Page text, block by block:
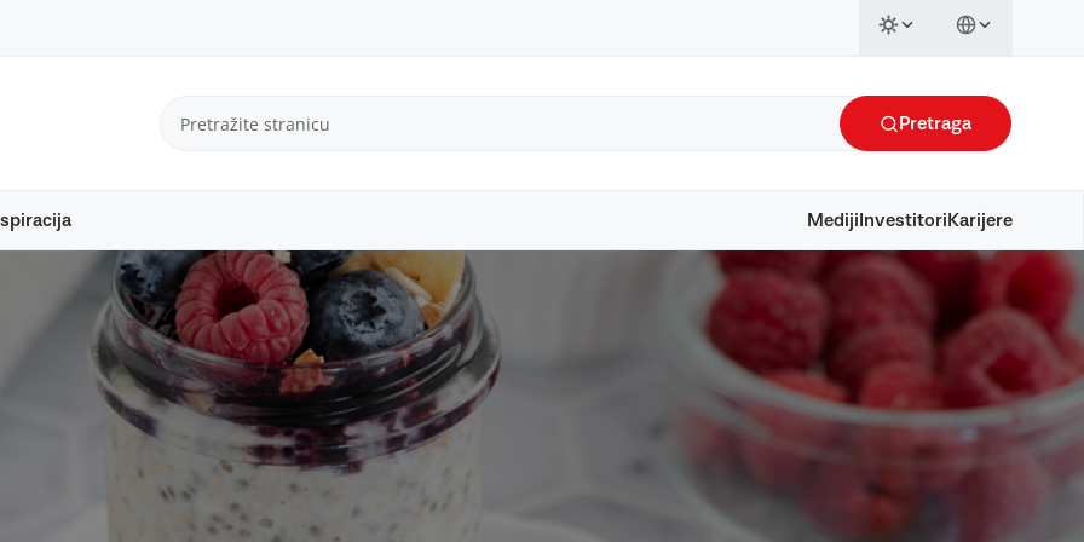
Pretraga
Mediji Investitori Karijere